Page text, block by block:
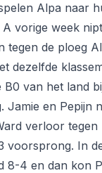
Alpa naar
vorige week
tegen de ploeg
dezelfde
B0 van het land
Jamie en Pepijn
verloor tegen
voorsprong. In
8-4 en dan kon